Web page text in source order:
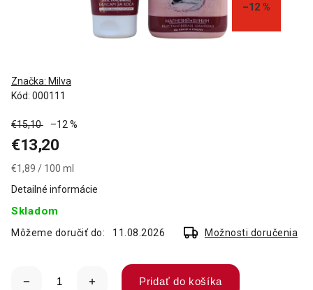
–12 %
Kód: 000111
Značka: Milva
€15,10 –12 %
€13,20
€1,89 / 100 ml
Skladom
Môžeme doručiť do: 11.08.2026 Možnosti doručenia
Pridať do košíka
Detailné informácie